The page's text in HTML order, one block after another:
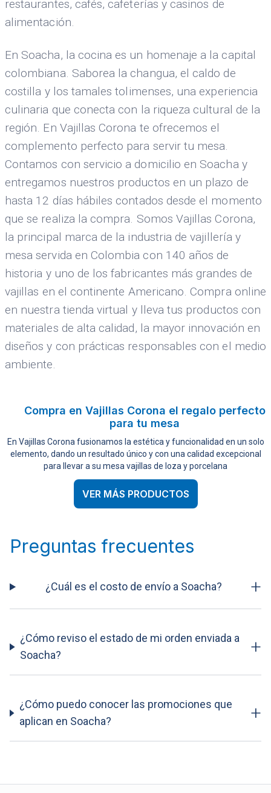
restaurantes, cafés, cafeterías y casinos de
alimentación.
En Soacha, la cocina es un homenaje a la capital
colombiana. Saborea la changua, el caldo de
costilla y los tamales tolimenses, una experiencia
culinaria que conecta con la riqueza cultural de la
región. En Vajillas Corona te ofrecemos el
complemento perfecto para servir tu mesa.
Contamos con servicio a domicilio en Soacha y
entregamos nuestros productos en un plazo de
hasta 12 días hábiles contados desde el momento
que se realiza la compra. Somos Vajillas Corona,
la principal marca de la industria de vajillería y
mesa servida en Colombia con 140 años de
historia y uno de los fabricantes más grandes de
vajillas en el continente Americano. Compra online
en nuestra tienda virtual y lleva tus productos con
materiales de alta calidad, la mayor innovación en
diseños y con prácticas responsables con el medio
ambiente.
Compra en Vajillas Corona el regalo perfecto
para tu mesa
En Vajillas Corona fusionamos la estética y funcionalidad en un solo
elemento, dando un resultado único y con una calidad excepcional
para llevar a su mesa vajillas de loza y porcelana
VER MÁS PRODUCTOS
Preguntas frecuentes
¿Cuál es el costo de envío a Soacha? +
¿Cómo reviso el estado de mi orden enviada a
Soacha?
+
¿Cómo puedo conocer las promociones que
aplican en Soacha?
+